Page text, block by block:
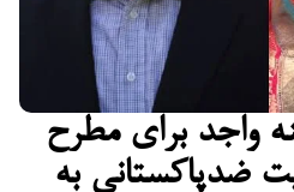
واجد برای مطرح
ضدپاکستانی به